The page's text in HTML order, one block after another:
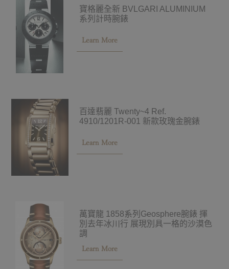
寶格麗全新 BVLGARI ALUMINIUM
系列計時腕錶
Learn More
百達翡麗 Twenty~4 Ref.
4910/1201R-001 新款玫瑰金腕錶
Learn More
萬寶龍 1858系列Geosphere腕錶 揮
別去年冰川行 展現別具一格的沙漠色
調
Learn More